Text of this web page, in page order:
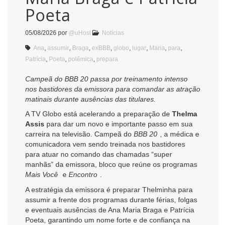
Poeta
05/08/2026 por @uHost Notícias
Ana, assumir, Braga, exBBB, globo, lugar, Maria, para,
Patrícia, Poeta, polêmica, prepara
Campeã do BBB 20 passa por treinamento intenso
nos bastidores da emissora para comandar as atração
matinais durante ausências das titulares.
A TV Globo está acelerando a preparação de Thelma
Assis para dar um novo e importante passo em sua
carreira na televisão. Campeã do BBB 20 , a médica e
comunicadora vem sendo treinada nos bastidores
para atuar no comando das chamadas “super
manhãs” da emissora, bloco que reúne os programas
Mais Você e Encontro .
A estratégia da emissora é preparar Thelminha para
assumir a frente dos programas durante férias, folgas
e eventuais ausências de Ana Maria Braga e Patrícia
Poeta, garantindo um nome forte e de confiança na